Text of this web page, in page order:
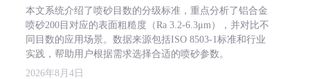
本文系统介绍了喷砂目数的分级标准，重点分析了铝合金
喷砂200目对应的表面粗糙度（Ra 3.2-6.3μm），并对比不
同目数的应用场景。数据来源包括ISO 8503-1标准和行业
实践，帮助用户根据需求选择合适的喷砂参数。
2026年8月4日